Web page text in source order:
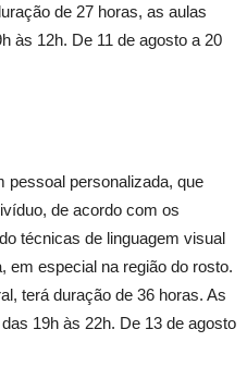
de 27 horas, as aulas
às 12h. De 11 de agosto a 20
pessoal personalizada, que
de acordo com os
técnicas de linguagem visual
em especial na região do rosto.
terá duração de 36 horas. As
19h às 22h. De 13 de agosto